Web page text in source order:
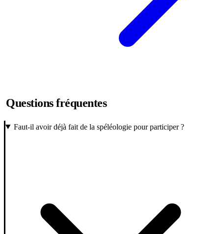
Questions fréquentes
Faut-il avoir déjà fait de la spéléologie pour participer ?